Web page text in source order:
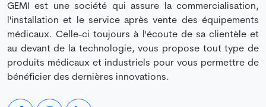
GEMI est une société qui assure la commercialisation,
l'installation et le service après vente des équipements
médicaux. Celle-ci toujours à l'écoute de sa clientèle et
au devant de la technologie, vous propose tout type de
produits médicaux et industriels pour vous permettre de
bénéficier des dernières innovations.